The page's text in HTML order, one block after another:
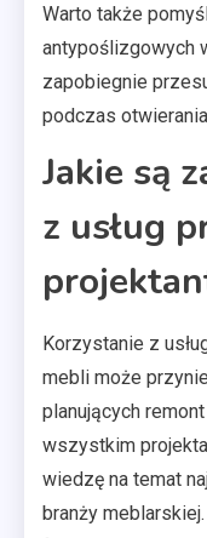
Warto także
antypoślizgowych
zapobiegnie
podczas
Jakie są
z usług
Korzystanie z
mebli może
planujących
wszystkim
wiedzę na temat
branży